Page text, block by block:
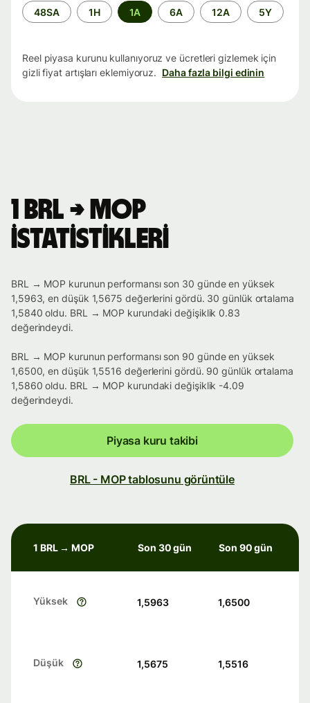
Zaman
aralığı
48SA 1H 1A 6A 12A 5Y
Reel piyasa kurunu kullanıyoruz ve ücretleri gizlemek için
gizli fiyat artışları eklemiyoruz. Daha fazla bilgi edinin
1 BRL → MOP
istatistikleri
BRL → MOP kurunun performansı son 30 günde en yüksek
1,5963, en düşük 1,5675 değerlerini gördü. 30 günlük ortalama
1,5840 oldu. BRL → MOP kurundaki değişiklik 0.83
değerindeydi.
BRL → MOP kurunun performansı son 90 günde en yüksek
1,6500, en düşük 1,5516 değerlerini gördü. 90 günlük ortalama
1,5860 oldu. BRL → MOP kurundaki değişiklik -4.09
değerindeydi.
Piyasa kuru takibi
BRL - MOP tablosunu görüntüle
1 BRL → MOP Son 30 gün Son 90 gün
Yüksek 1,5963 1,6500
Düşük 1,5675 1,5516